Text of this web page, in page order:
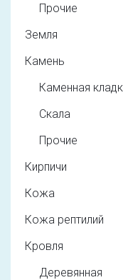
Прочие
Земля
Камень
Каменная
Скала
Прочие
Кирпичи
Кожа
Кожа рептилий
Кровля
Деревянная